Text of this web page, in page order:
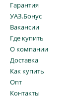
Гарантия
УАЗ.Бонус
Вакансии
Где купить
О компании
Доставка
Как купить
Опт
Контакты